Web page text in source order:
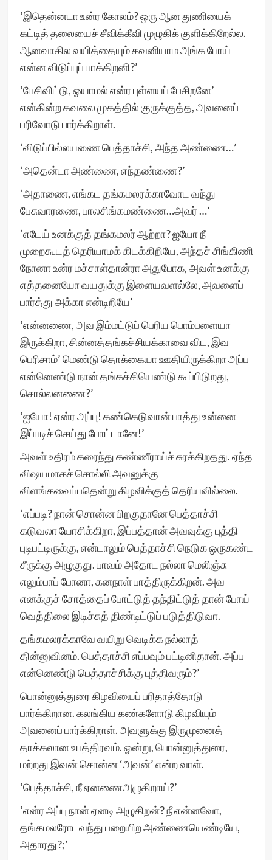
‘இதென்னடா உன்ர கோலம்? ஒரு ஆன துணியைக்
கட்டித் தலையைச் சீவிக்கீவி முழுகிக் குளிக்கிறேல்ல.
ஆனவாகில வயித்தையும் கவனியாம அங்க போய்
என்ன விடுப்புப் பாக்கிறனி?’
‘பேசிவிட்டு, ஓயாமல் என்ர புள்ளயப் பேசிறனே’
என்கின்ற கவலை முகத்தில் குருக்குத்த, அவனைப்
பரிவோடு பார்க்கிறாள்.
‘விடுப்பில்லயணை பெத்தாச்சி, அந்த அண்ணை…’
‘அதென்டா அண்ணை, எந்தண்ணை?’
‘அதாணை, எங்கட தங்கமலரக்காவோட வந்து
பேசுவாரணை, பாலசிங்கமண்ணை…அவர் …’
‘எடேய் உனக்குத் தங்கமலர் ஆற்றா? ஐயோ நீ
முறைகூடத் தெரியாமக் கிடக்கிறியே, அந்தச் சிங்கிணி
நோனா உன்ர மச்சாள்தான்ரா அதுபோக, அவள் உனக்கு
எத்தனையோ வயதுக்கு இளையவளல்லே, அவளைப்
பார்த்து அக்கா என்டிறியே’
‘என்னணை, அவ இம்மட்டுப் பெரிய பொம்பளையா
இருக்கிறா, சின்னத்தங்கச்சியக்காவை விட, இவ
பெரிசாம்’ மெண்டு தொக்கையா ஊதியிருக்கிறா அப்ப
என்னெண்டு நான் தங்கச்சியெண்டு கூப்பிடுறது,
சொல்லனணை?’
‘ஐயோ! ஏன்ர அப்பு! கண்கெடுவான் பாத்து உன்னை
இப்படிச் செய்து போட்டானே!’
அவள் உதிரம் கரைந்து கண்ணீராய்ச் சுரக்கிறதது. ஏந்த
விஷயமாகச் சொல்லி அவனுக்கு
விளங்கவைப்பதென்று கிழவிக்குத் தெரியவில்லை.
‘எப்படி? நான் சொன்ன பிறகுதானே பெத்தாச்சி
கடுவலா யோசிக்கிறா, இப்பத்தான் அவவுக்கு புத்தி
புடிபட்டிருக்கு, என்டாலும் பெத்தாச்சி நெடுக ஒருகண்ட
சீருக்கு அழுகுது. பாவம் அதோட நல்லா மெலிஞ்சு
எலும்பாப் போனா, கனநாள் பாத்திருக்கிறன். அவ
எனக்குச் சோத்தைப் போட்டுத் தந்திட்டுத் தான் போய்
வெத்திலை இடிச்சுத் திண்டிட்டுப் படுத்திடுவா.
தங்கமலரக்காவே வயிறு வெடிக்க நல்லாத்
தின்னுவினம். பெத்தாச்சி எப்பவும் பட்டினிதான். அப்ப
என்னெண்டு பெத்தாச்சிக்கு புத்திவரும்?’
பொன்னுத்துரை கிழவியைப் பரிதாத்தோடு
பார்க்கிறான. கலங்கிய கண்களோடு கிழவியும்
அவனைப் பார்க்கிறாள். அவளுக்கு இருமுனைத்
தாக்கலான உபத்திரவம். ஓன்று, பொன்னுத்துரை,
மற்றது இவன் சொன்ன ‘அவன்’ என்ற வாள்.
‘பெத்தாச்சி, நீ ஏனணைஅழுகிறாய்?’
‘என்ர அப்பு நான் ஏனடி அழுகிறன்? நீ என்னவோ,
தங்கமலரோடவந்து பறையிற அண்ணையெண்டியே,
அதாரது?;’